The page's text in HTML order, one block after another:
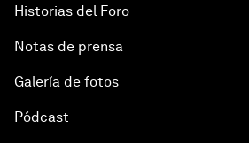
Historias del Foro
Notas de prensa
Galería de fotos
Pódcast